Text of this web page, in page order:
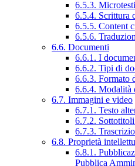
6.5.3. Microtesti
6.5.4. Scrittura
6.5.5. Content
6.5.6.
6.6. Documenti
6.6.1. I
6.6.2. Tipi di
6.6.3. Formato
6.6.4. Modalità
6.7. Immagini e video
6.7.1. Testo
6.7.2.
6.7.3.
6.8. Proprietà
6.8.1.
Pubblica